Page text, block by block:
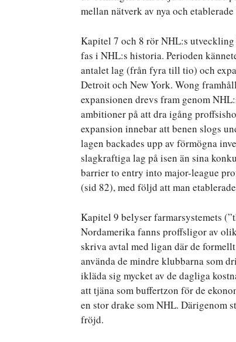
mellan nätverk av nya och
Kapitel 7 och 8 rör NHL:s
fas i NHL:s historia. Perioden
antalet lag (från fyra till tio) och
Detroit och New York. Wong
expansionen drevs fram genom
ambitioner på att dra igång
expansion innebar att benen slogs
lagen backades upp av förmögna
slagkraftiga lag på isen än sina
barrier to entry into major-league
(sid 82), med följd att man
Kapitel 9 belyser farmarsystemets
Nordamerika fanns proffsligor av
skriva avtal med ligan där de
använda de mindre klubbarna som
ikläda sig mycket av de dagliga
att tjäna som buffertzon för de
en stor drake som NHL.
fröjd.